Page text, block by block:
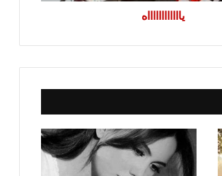
يااااااااااااه